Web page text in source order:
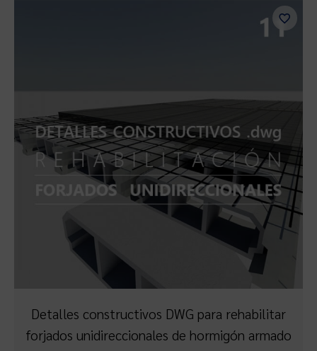
Detalles constructivos DWG para rehabilitar
forjados unidireccionales de hormigón armado